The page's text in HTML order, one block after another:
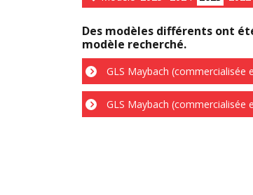
Des modèles différents ont
modèle recherché.
GLS Maybach (commercialisée
GLS Maybach (commercialisée